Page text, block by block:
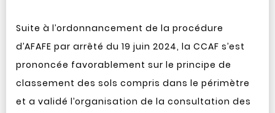
Suite à l’ordonnancement de la procédure
d’AFAFE par arrêté du 19 juin 2024, la CCAF s’est
prononcée favorablement sur le principe de
classement des sols compris dans le périmètre
et a validé l’organisation de la consultation des